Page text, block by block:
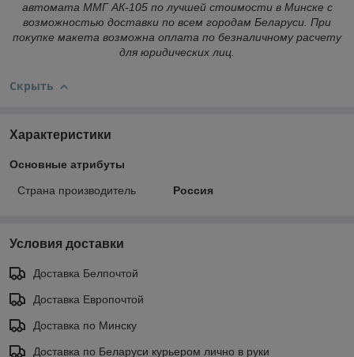
автомата ММГ АК-105 по лучшей стоимости в Минске с
возможностью доставки по всем городам Беларуси. При
покупке макета возможна оплата по безналичному расчету
для юридических лиц.
Скрыть
Характеристики
Основные атрибуты
Страна производитель Россия
Условия доставки
Доставка Белпочтой
Доставка Европочтой
Доставка по Минску
Доставка по Беларуси курьером лично в руки